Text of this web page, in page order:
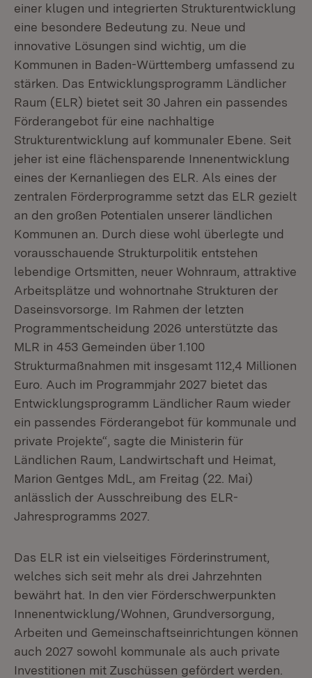
einer klugen und integrierten Strukturentwicklung
eine besondere Bedeutung zu. Neue und
innovative Lösungen sind wichtig, um die
Kommunen in Baden-Württemberg umfassend zu
stärken. Das Entwicklungsprogramm Ländlicher
Raum (ELR) bietet seit 30 Jahren ein passendes
Förderangebot für eine nachhaltige
Strukturentwicklung auf kommunaler Ebene. Seit
jeher ist eine flächensparende Innenentwicklung
eines der Kernanliegen des ELR. Als eines der
zentralen Förderprogramme setzt das ELR gezielt
an den großen Potentialen unserer ländlichen
Kommunen an. Durch diese wohl überlegte und
vorausschauende Strukturpolitik entstehen
lebendige Ortsmitten, neuer Wohnraum, attraktive
Arbeitsplätze und wohnortnahe Strukturen der
Daseinsvorsorge. Im Rahmen der letzten
Programmentscheidung 2026 unterstützte das
MLR in 453 Gemeinden über 1.100
Strukturmaßnahmen mit insgesamt 112,4 Millionen
Euro. Auch im Programmjahr 2027 bietet das
Entwicklungsprogramm Ländlicher Raum wieder
ein passendes Förderangebot für kommunale und
private Projekte“, sagte die Ministerin für
Ländlichen Raum, Landwirtschaft und Heimat,
Marion Gentges MdL, am Freitag (22. Mai)
anlässlich der Ausschreibung des ELR-
Jahresprogramms 2027.
Das ELR ist ein vielseitiges Förderinstrument,
welches sich seit mehr als drei Jahrzehnten
bewährt hat. In den vier Förderschwerpunkten
Innenentwicklung/Wohnen, Grundversorgung,
Arbeiten und Gemeinschaftseinrichtungen können
auch 2027 sowohl kommunale als auch private
Investitionen mit Zuschüssen gefördert werden.